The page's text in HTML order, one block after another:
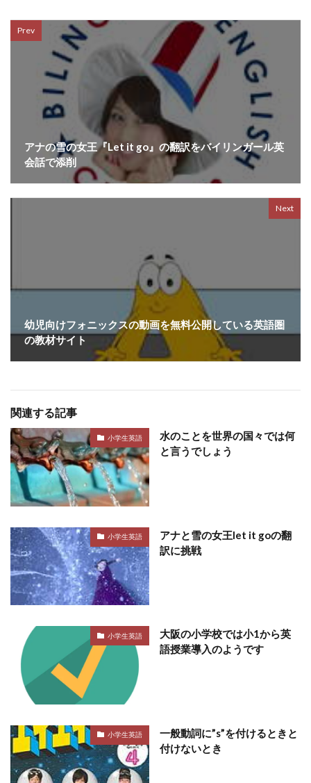
Prev
アナの雪の女王『Let it go』の翻訳をバイリンガール英
会話で添削
Next
幼児向けフォニックスの動画を無料公開している英語圏
の教材サイト
関連する記事
小学生英語
水のことを世界の国々では何
と言うでしょう
小学生英語
アナと雪の女王let it goの翻
訳に挑戦
小学生英語
大阪の小学校では小1から英
語授業導入のようです
小学生英語
一般動詞に”s”を付けるときと
付けないとき